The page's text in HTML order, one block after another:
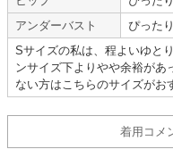
trattoria
職場のパーティーで着用
アンダーバスト
ぴったり
Sサイズの私は、程よいゆと
ンサイズ下よりやや余裕があ
ない方はこちらのサイズがお
着用コメ